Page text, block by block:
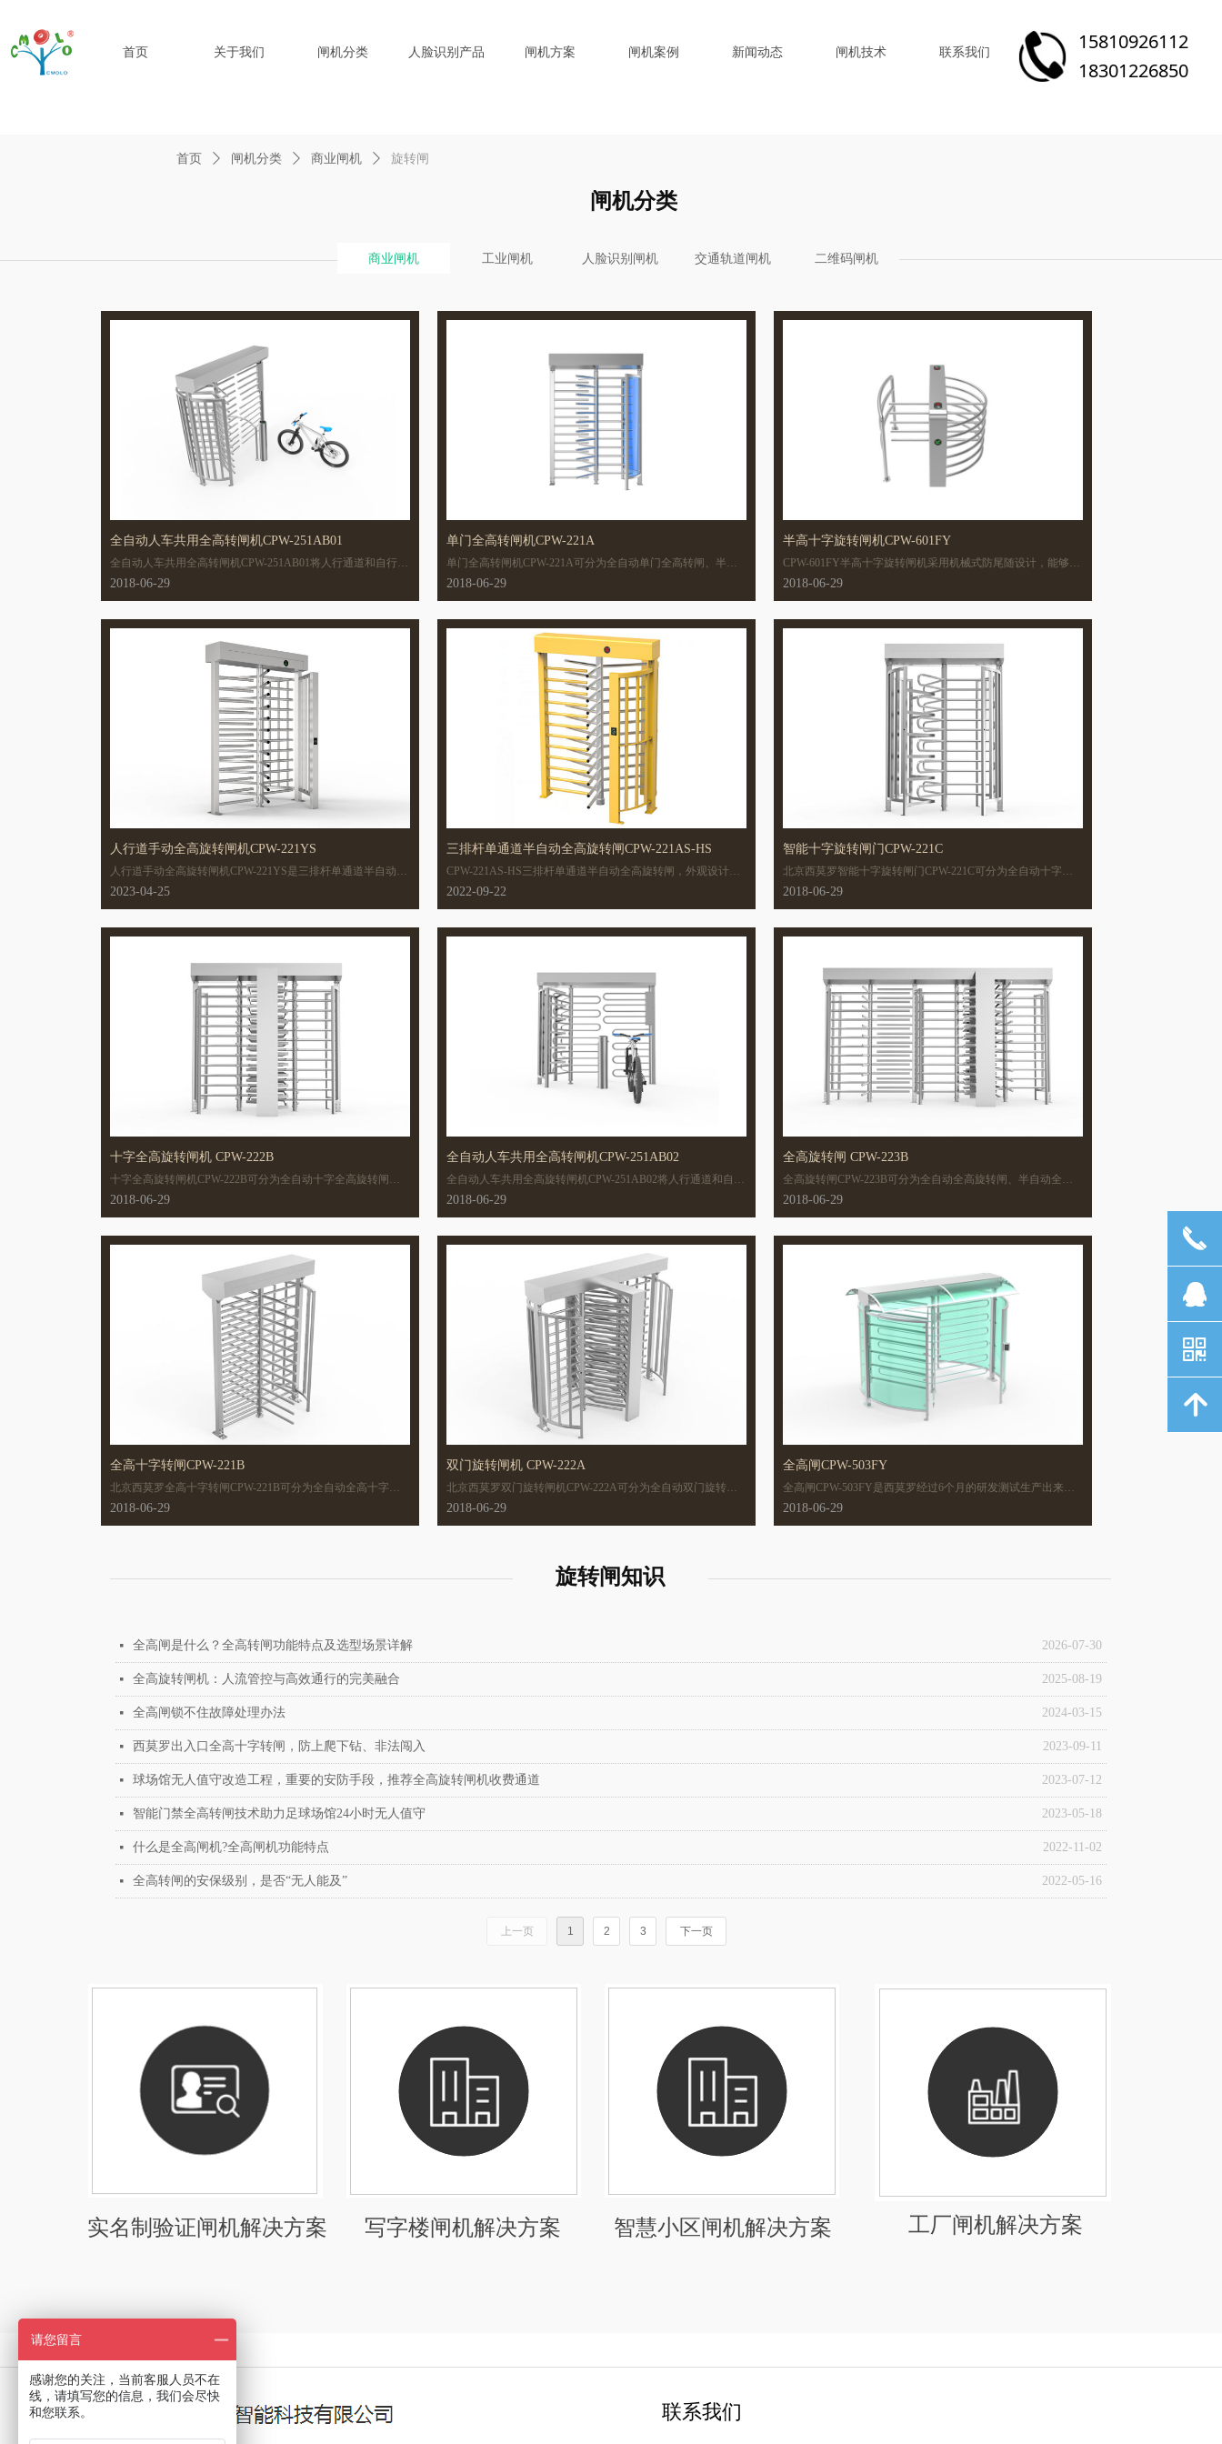
首页 关于我们 闸机分类 人脸识别产品 闸机方案 闸机案例 新闻动态 闸机技术 联系我们
15810926112
18301226850
商业闸机 工业闸机 人脸识别闸机 交通轨道闸机 二维码闸机
首页 ꄲ 闸机分类 ꄲ 商业闸机 ꄲ 旋转闸
闸机分类
全自动人车共用全高转闸机CPW-251AB01
全自动人车共用全高转闸机CPW-251AB01将人行通道和自行车
通道融为一体，行人提供合法开门信号后，人行通道闸杆往开
往开门方向自动旋转。机箱和转杆采用可拆卸结构，便于安装
2018-06-29
单门全高转闸机CPW-221A
单门全高转闸机CPW-221A可分为全自动单门全高转闸、半自
动单门全高转闸。
2018-06-29
半高十字旋转闸机CPW-601FY
CPW-601FY半高十字旋转闸机采用机械式防尾随设计，能够非
常有效地实现单次单人通行，即一次只能通过一人，相比三辊
2018-06-29
人行道手动全高旋转闸机CPW-221YS
人行道手动全高旋转闸机CPW-221YS是三排杆单通道半自动全
高旋转闸，外观设计轻巧美观，简约时尚。CPW-221YS箱体框
2023-04-25
三排杆单通道半自动全高旋转闸CPW-221AS-HS
CPW-221AS-HS三排杆单通道半自动全高旋转闸，外观设计大
气轻巧美观，简约时尚。CPW-221AS-HS箱体框架采用金属材
2022-09-22
智能十字旋转闸门CPW-221C
北京西莫罗智能十字旋转闸门CPW-221C可分为全自动十字旋
转闸门、半自动十字旋转闸门。
2018-06-29
十字全高旋转闸机 CPW-222B
十字全高旋转闸机CPW-222B可分为全自动十字全高旋转闸
机、半自动十字全高旋转闸机。
2018-06-29
全自动人车共用全高转闸机CPW-251AB02
全自动人车共用全高旋转闸机CPW-251AB02将人行通道和自行
车通道融为一体，行人提供合法开门信号后，人行通道闸杆往
杆往开门方向自动旋转。机箱和转杆采用可拆卸结构，便于安
2018-06-29
全高旋转闸 CPW-223B
全高旋转闸CPW-223B可分为全自动全高旋转闸、半自动全高
旋转闸。
2018-06-29
全高十字转闸CPW-221B
北京西莫罗全高十字转闸CPW-221B可分为全自动全高十字转
闸、半自动全高十字转闸。
2018-06-29
双门旋转闸机 CPW-222A
北京西莫罗双门旋转闸机CPW-222A可分为全自动双门旋转闸
机、半自动双门旋转闸机。
2018-06-29
全高闸CPW-503FY
全高闸CPW-503FY是西莫罗经过6个月的研发测试生产出来的
一款大码通道闸机，其特点主要体现在宽大的闸机通道，增加
2018-06-29
1 2 下一页
写字楼闸机解决方案 智慧小区闸机解决方案
实名制验证闸机解决方案
旋转闸知识
2026-07-30
넷 全高闸是什么？全高转闸功能特点及选型场景详解
2025-08-19
넷 全高旋转闸机：人流管控与高效通行的完美融合
2024-03-15
넷 全高闸锁不住故障处理办法
2023-09-11
넷 西莫罗出入口全高十字转闸，防上爬下钻、非法闯入
2023-07-12
넷 球场馆无人值守改造工程，重要的安防手段，推荐全高旋转闸机收费通道
2023-05-18
넷 智能门禁全高转闸技术助力足球场馆24小时无人值守
2022-11-02
넷 什么是全高闸机?全高闸机功能特点
2022-05-16
넷 全高转闸的安保级别，是否“无人能及”
上一页 1 2 3 下一页
工厂闸机解决方案
联系我们
끅
뀩
낃
녕
请您留言
感谢您的关注，当前客服人员不在
线，请填写您的信息，我们会尽快
和您联系。